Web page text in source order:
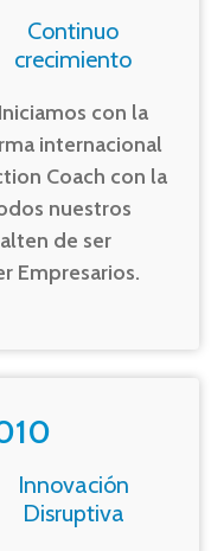
Continuo
crecimiento
Iniciamos con la
internacional
Coach con la
nuestros
de ser
Empresarios.
Innovación
Disruptiva